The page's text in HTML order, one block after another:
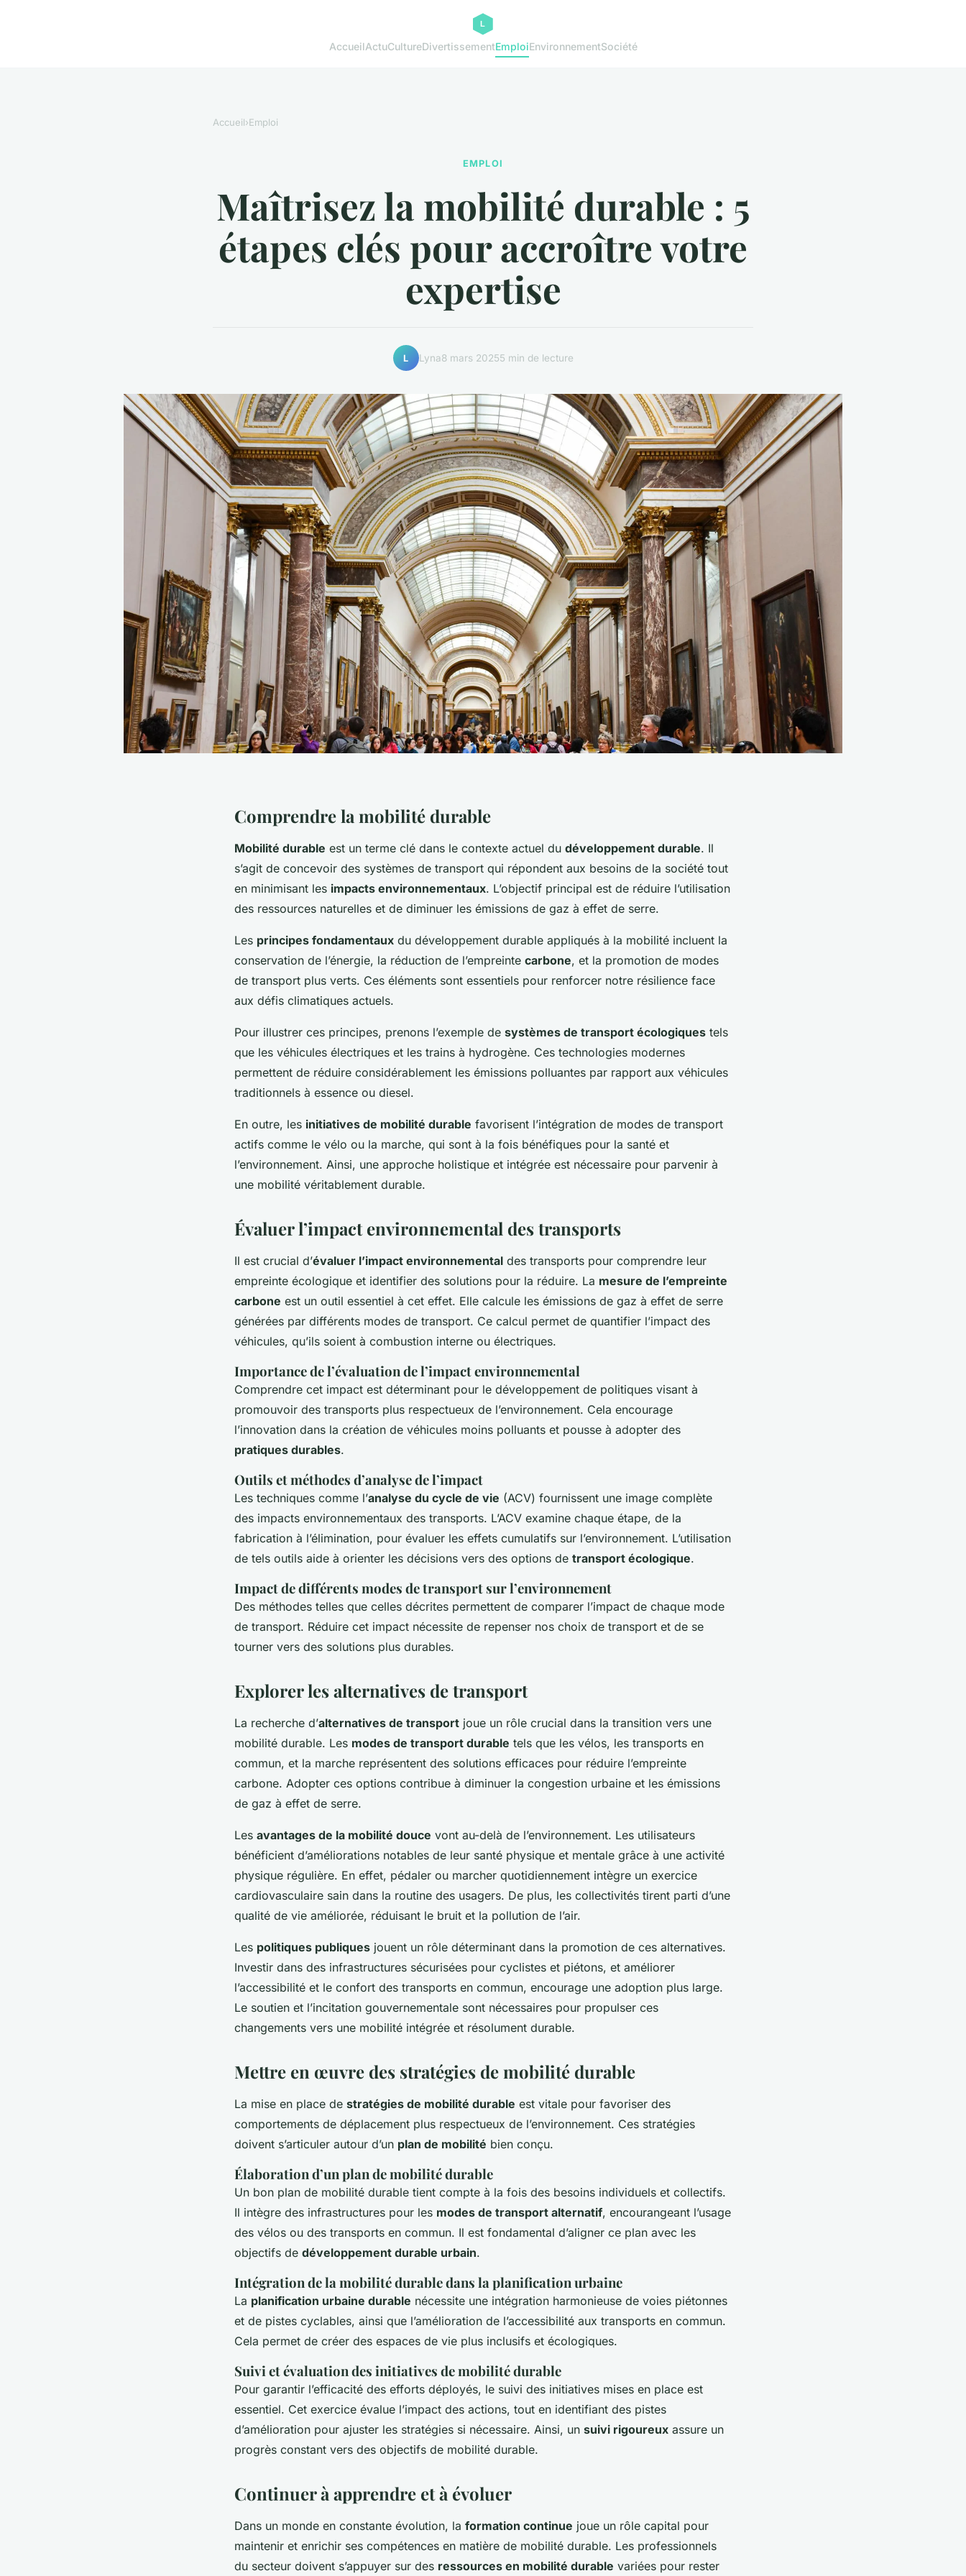
AccueilActuCultureDivertissementEmploiEnvironnementSociété
Accueil›Emploi
EMPLOI
Maîtrisez la mobilité durable : 5
étapes clés pour accroître votre
expertise
L Lyna8 mars 20255 min de lecture
Comprendre la mobilité durable
Mobilité durable est un terme clé dans le contexte actuel du développement durable. Il
s’agit de concevoir des systèmes de transport qui répondent aux besoins de la société tout
en minimisant les impacts environnementaux. L’objectif principal est de réduire l’utilisation
des ressources naturelles et de diminuer les émissions de gaz à effet de serre.
Les principes fondamentaux du développement durable appliqués à la mobilité incluent la
conservation de l’énergie, la réduction de l’empreinte carbone, et la promotion de modes
de transport plus verts. Ces éléments sont essentiels pour renforcer notre résilience face
aux défis climatiques actuels.
Pour illustrer ces principes, prenons l’exemple de systèmes de transport écologiques tels
que les véhicules électriques et les trains à hydrogène. Ces technologies modernes
permettent de réduire considérablement les émissions polluantes par rapport aux véhicules
traditionnels à essence ou diesel.
En outre, les initiatives de mobilité durable favorisent l’intégration de modes de transport
actifs comme le vélo ou la marche, qui sont à la fois bénéfiques pour la santé et
l’environnement. Ainsi, une approche holistique et intégrée est nécessaire pour parvenir à
une mobilité véritablement durable.
Évaluer l’impact environnemental des transports
Il est crucial d’évaluer l’impact environnemental des transports pour comprendre leur
empreinte écologique et identifier des solutions pour la réduire. La mesure de l’empreinte
carbone est un outil essentiel à cet effet. Elle calcule les émissions de gaz à effet de serre
générées par différents modes de transport. Ce calcul permet de quantifier l’impact des
véhicules, qu’ils soient à combustion interne ou électriques.
Importance de l’évaluation de l’impact environnemental
Comprendre cet impact est déterminant pour le développement de politiques visant à
promouvoir des transports plus respectueux de l’environnement. Cela encourage
l’innovation dans la création de véhicules moins polluants et pousse à adopter des
pratiques durables.
Outils et méthodes d’analyse de l’impact
Les techniques comme l’analyse du cycle de vie (ACV) fournissent une image complète
des impacts environnementaux des transports. L’ACV examine chaque étape, de la
fabrication à l’élimination, pour évaluer les effets cumulatifs sur l’environnement. L’utilisation
de tels outils aide à orienter les décisions vers des options de transport écologique.
Impact de différents modes de transport sur l’environnement
Des méthodes telles que celles décrites permettent de comparer l’impact de chaque mode
de transport. Réduire cet impact nécessite de repenser nos choix de transport et de se
tourner vers des solutions plus durables.
Explorer les alternatives de transport
La recherche d’alternatives de transport joue un rôle crucial dans la transition vers une
mobilité durable. Les modes de transport durable tels que les vélos, les transports en
commun, et la marche représentent des solutions efficaces pour réduire l’empreinte
carbone. Adopter ces options contribue à diminuer la congestion urbaine et les émissions
de gaz à effet de serre.
Les avantages de la mobilité douce vont au-delà de l’environnement. Les utilisateurs
bénéficient d’améliorations notables de leur santé physique et mentale grâce à une activité
physique régulière. En effet, pédaler ou marcher quotidiennement intègre un exercice
cardiovasculaire sain dans la routine des usagers. De plus, les collectivités tirent parti d’une
qualité de vie améliorée, réduisant le bruit et la pollution de l’air.
Les politiques publiques jouent un rôle déterminant dans la promotion de ces alternatives.
Investir dans des infrastructures sécurisées pour cyclistes et piétons, et améliorer
l’accessibilité et le confort des transports en commun, encourage une adoption plus large.
Le soutien et l’incitation gouvernementale sont nécessaires pour propulser ces
changements vers une mobilité intégrée et résolument durable.
Mettre en œuvre des stratégies de mobilité durable
La mise en place de stratégies de mobilité durable est vitale pour favoriser des
comportements de déplacement plus respectueux de l’environnement. Ces stratégies
doivent s’articuler autour d’un plan de mobilité bien conçu.
Élaboration d’un plan de mobilité durable
Un bon plan de mobilité durable tient compte à la fois des besoins individuels et collectifs.
Il intègre des infrastructures pour les modes de transport alternatif, encourangeant l’usage
des vélos ou des transports en commun. Il est fondamental d’aligner ce plan avec les
objectifs de développement durable urbain.
Intégration de la mobilité durable dans la planification urbaine
La planification urbaine durable nécessite une intégration harmonieuse de voies piétonnes
et de pistes cyclables, ainsi que l’amélioration de l’accessibilité aux transports en commun.
Cela permet de créer des espaces de vie plus inclusifs et écologiques.
Suivi et évaluation des initiatives de mobilité durable
Pour garantir l’efficacité des efforts déployés, le suivi des initiatives mises en place est
essentiel. Cet exercice évalue l’impact des actions, tout en identifiant des pistes
d’amélioration pour ajuster les stratégies si nécessaire. Ainsi, un suivi rigoureux assure un
progrès constant vers des objectifs de mobilité durable.
Continuer à apprendre et à évoluer
Dans un monde en constante évolution, la formation continue joue un rôle capital pour
maintenir et enrichir ses compétences en matière de mobilité durable. Les professionnels
du secteur doivent s’appuyer sur des ressources en mobilité durable variées pour rester